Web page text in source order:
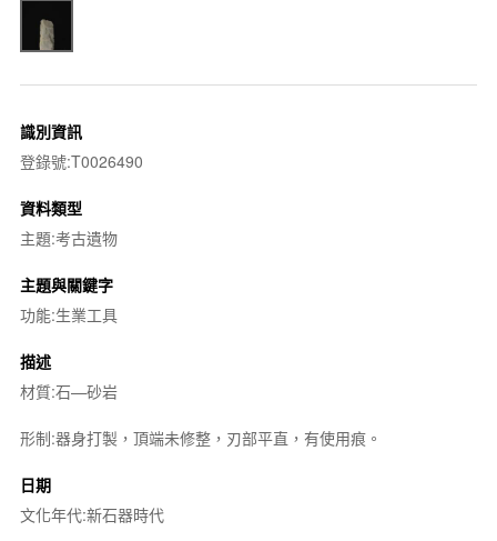
識別資訊
登錄號:T0026490
資料類型
主題:考古遺物
主題與關鍵字
功能:生業工具
描述
材質:石—砂岩
形制:器身打製，頂端未修整，刃部平直，有使用痕。
日期
文化年代:新石器時代